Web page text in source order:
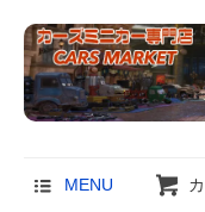
MENU